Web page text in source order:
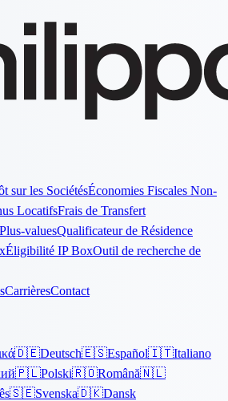
sur les SociétésÉconomies Fiscales Non-
LocatifsFrais de Transfert
valuesQualificateur de Résidence
Éligibilité IP BoxOutil de recherche de
CarrièresContact
🇩🇪Deutsch🇪🇸Español🇮🇹Italiano
🇵🇱Polski🇷🇴Română🇳🇱
🇸🇪Svenska🇩🇰Dansk